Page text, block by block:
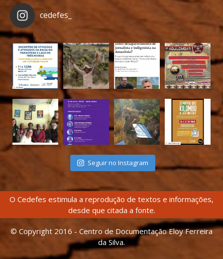
cedefes_
Seguir no Instagram
O Cedefes estimula a reprodução de textos e informações,
desde que citada a fonte.
© Copyright 2016 - Centro de Documentação Eloy Ferreira
da Silva.